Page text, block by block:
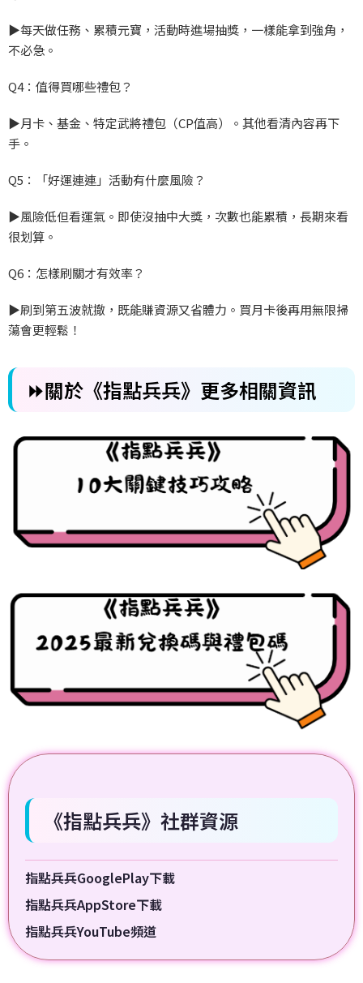
▶️每天做任務、累積元寶，活動時進場抽獎，一樣能拿到強角，
不必急。
Q4：值得買哪些禮包？
▶️月卡、基金、特定武將禮包（CP值高）。其他看清內容再下
手。
Q5 ：「好運連連」活動有什麼風險？
▶️風險低但看運氣。即使沒抽中大獎，次數也能累積，長期來看
很划算。
Q6 ：怎樣刷關才有效率？
▶️刷到第五波就撤，既能賺資源又省體力。買月卡後再用無限掃
蕩會更輕鬆！
⏩關於《指點兵兵》更多相關資訊
《指點兵兵》社群資源
指點兵兵GooglePlay下載
指點兵兵AppStore下載
指點兵兵YouTube頻道